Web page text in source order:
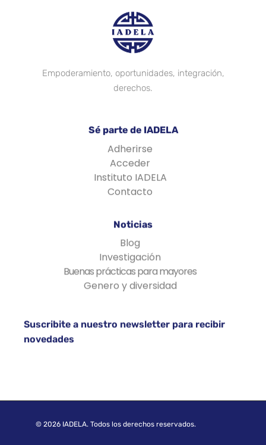
Empoderamiento, oportunidades, integración,
derechos.
Sé parte de IADELA
Adherirse
Acceder
Instituto IADELA
Contacto
Noticias
Blog
Investigación
Buenas prácticas para mayores
Genero y diversidad
Suscribite a nuestro newsletter para recibir
novedades
© 2026 IADELA. Todos los derechos reservados.